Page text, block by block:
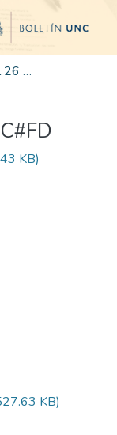
Edición 001/2025 del 26 de mayo de 2025
KB)
KB)